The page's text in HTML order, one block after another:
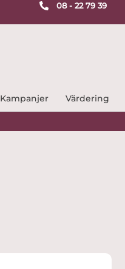
08 - 22 79 39
Kampanjer Värdering